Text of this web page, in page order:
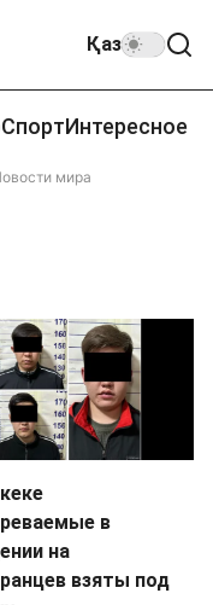
Қаз
СпортИнтересное
мира
в
на
взяты под